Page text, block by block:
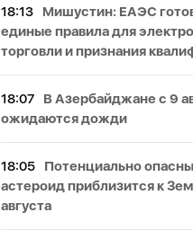
18:13
Мишустин: ЕАЭС
единые правила для
торговли и признания
18:07
В Азербайджане с 9
ожидаются дожди
18:05
Потенциально
астероид приблизится к
августа